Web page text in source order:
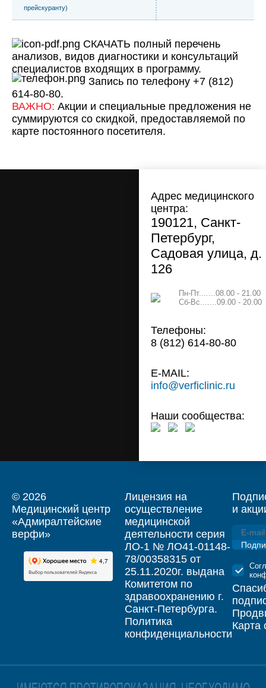
прейскуранту)
СКАЧАТЬ полный перечень
анализов, видов диагностики и консультаций
специалистов входящих в программу.
Запись по телефону +7 (812)
614-80-80.
ВАЖНО: Акции и специальные предложения не
суммируются со скидкой, предоставляемой по
карте постоянного посетителя.
Адрес медицинского
центра:
190121, Санкт-
Петербург,
Садовая улица, д.
126
Пн-Пт.......08.00 - 21.00
Сб-Вс.......09.00 - 20.00
Телефоны:
8 (812) 614-80-80
E-MAIL:
info@verficlinic.ru
Наши сообщества:
© 2026
Медицинский центр
«Адмиралтейские
верфи»
Лицензия на
осуществление
медицинской
деятельности серия
ЛО-1 № ЛО41-01148-
78/00358315 от
25.11.2020г. выдана
Комитетом по
здравоохранению г.
Санкт-Петербурга.
Политика
конфиденциальности
и
Карта